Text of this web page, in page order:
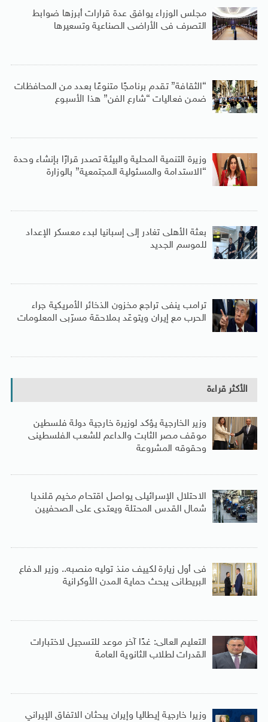
مجلس الوزراء يوافق عدة قرارات أبرزها ضوابط
التصرف فى الأراضى الصناعية وتسعيرها
“الثقافة” تقدم برنامجًا متنوعًا بعدد من المحافظات
ضمن فعاليات “شارع الفن” هذا الأسبوع
وزيرة التنمية المحلية والبيئة تصدر قرارًا بإنشاء وحدة
“الاستدامة والمسئولية المجتمعية” بالوزارة
بعثة الأهلى تغادر إلى إسبانيا لبدء معسكر الإعداد
للموسم الجديد
ترامب ينفى تراجع مخزون الذخائر الأمريكية جراء
الحرب مع إيران ويتوعّد بملاحقة مسرّبى المعلومات
الأكثر قراءة
وزير الخارجية يؤكد لوزيرة خارجية دولة فلسطين
موقف مصر الثابت والداعم للشعب الفلسطينى
وحقوقه المشروعة
الاحتلال الإسرائيلى يواصل اقتحام مخيم قلنديا
شمال القدس المحتلة ويعتدى على الصحفيين
فى أول زيارة لكييف منذ توليه منصبه.. وزير الدفاع
البريطانى يبحث حماية المدن الأوكرانية
التعليم العالى: غدًا آخر موعد للتسجيل لاختبارات
القدرات لطلاب الثانوية العامة
وزيرا خارجية إيطاليا وإيران يبحثان الاتفاق الإيراني